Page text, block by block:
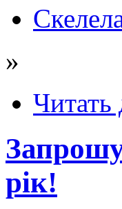
»
Читать
рік!